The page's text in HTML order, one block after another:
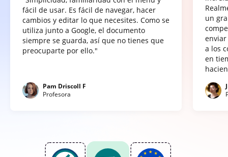
fácil de usar. Es fácil de navegar, hacer
cambios y editar lo que necesites. Como se
utiliza junto a Google, el documento
siempre se guarda, así que no tienes que
preocuparte por ello."
Pam Driscoll F
Profesora
un
a los
en